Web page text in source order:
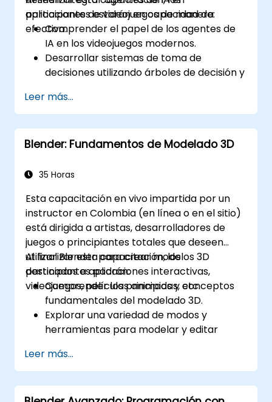
en tiempo real.
aplicaciones de videojuegos de manera
efectiva.
participantes estarán en capacidad de:
Comprender el papel de los agentes de
IA en los videojuegos modernos.
Desarrollar sistemas de toma de
decisiones utilizando árboles de decisión y
Implementar algoritmos de búsqueda de
caminos, como A*, para la navegación
dentro del juego.
Aplicar técnicas de aprendizaje por
IA adaptables.
entornos de videojuegos en tiempo real.
Leer más...
Blender: Fundamentos de Modelado 3D
35 Horas
Esta capacitación en vivo impartida por un
instructor en Colombia (en línea o en el sitio)
está dirigida a artistas, desarrolladores de
juegos o principiantes totales que deseen
utilizar Blender para crear modelos 3D
destinados a aplicaciones interactivas,
videojuegos, películas animadas, etc.
Al finalizar esta capacitación, los
participantes podrán:
Comprender los principios y conceptos
fundamentales del modelado 3D.
Explorar una variedad de modos y
herramientas para modelar y editar
Aprender a crear animaciones y efectos
visuales con Blender.
Agregar curvas, superficies, metabolas y
Leer más...